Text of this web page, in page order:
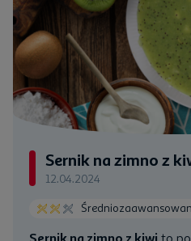
Sernik na zimno z
12.04.2024